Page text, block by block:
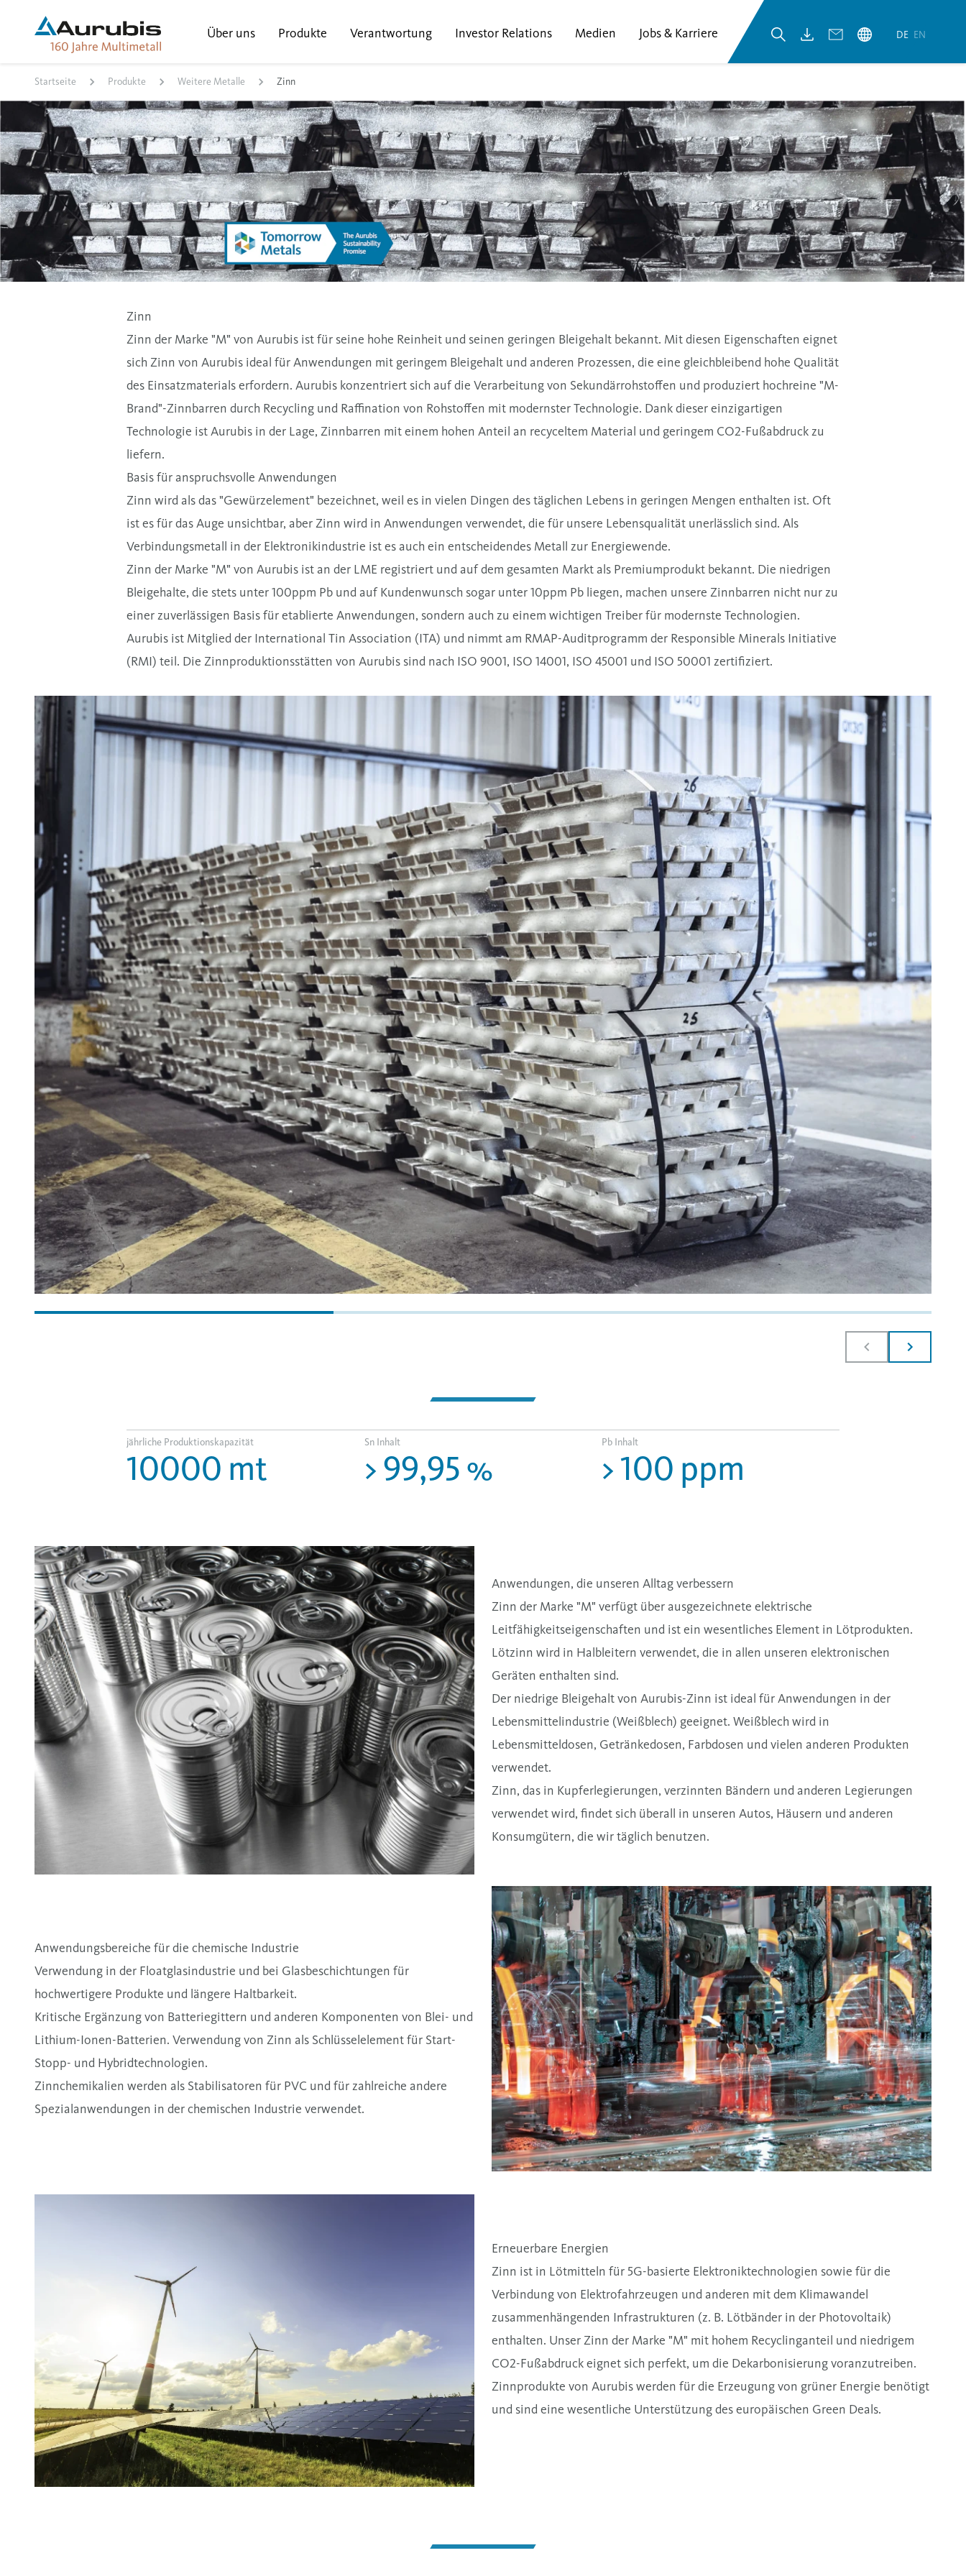
Über uns Produkte Verantwortung Investor Relations Medien Jobs & Karriere DE EN
Startseite Produkte Weitere Metalle Zinn
Zinn
Zinn der Marke "M" von Aurubis ist für seine hohe Reinheit und seinen geringen Bleigehalt bekannt. Mit diesen Eigenschaften eignet
sich Zinn von Aurubis ideal für Anwendungen mit geringem Bleigehalt und anderen Prozessen, die eine gleichbleibend hohe Qualität
des Einsatzmaterials erfordern. Aurubis konzentriert sich auf die Verarbeitung von Sekundärrohstoffen und produziert hochreine "M-
Brand"-Zinnbarren durch Recycling und Raffination von Rohstoffen mit modernster Technologie. Dank dieser einzigartigen
Technologie ist Aurubis in der Lage, Zinnbarren mit einem hohen Anteil an recyceltem Material und geringem CO2-Fußabdruck zu
liefern.
Basis für anspruchsvolle Anwendungen
Zinn wird als das "Gewürzelement" bezeichnet, weil es in vielen Dingen des täglichen Lebens in geringen Mengen enthalten ist. Oft
ist es für das Auge unsichtbar, aber Zinn wird in Anwendungen verwendet, die für unsere Lebensqualität unerlässlich sind. Als
Verbindungsmetall in der Elektronikindustrie ist es auch ein entscheidendes Metall zur Energiewende.
Zinn der Marke "M" von Aurubis ist an der LME registriert und auf dem gesamten Markt als Premiumprodukt bekannt. Die niedrigen
Bleigehalte, die stets unter 100ppm Pb und auf Kundenwunsch sogar unter 10ppm Pb liegen, machen unsere Zinnbarren nicht nur zu
einer zuverlässigen Basis für etablierte Anwendungen, sondern auch zu einem wichtigen Treiber für modernste Technologien.
Aurubis ist Mitglied der International Tin Association (ITA) und nimmt am RMAP-Auditprogramm der Responsible Minerals Initiative
(RMI) teil. Die Zinnproduktionsstätten von Aurubis sind nach ISO 9001, ISO 14001, ISO 45001 und ISO 50001 zertifiziert.
jährliche Produktionskapazität
10000 mt
Sn Inhalt
>99,95%
Pb Inhalt
>100 ppm
Anwendungen, die unseren Alltag verbessern
Zinn der Marke "M" verfügt über ausgezeichnete elektrische
Leitfähigkeitseigenschaften und ist ein wesentliches Element in Lötprodukten.
Lötzinn wird in Halbleitern verwendet, die in allen unseren elektronischen
Geräten enthalten sind.
Der niedrige Bleigehalt von Aurubis-Zinn ist ideal für Anwendungen in der
Lebensmittelindustrie (Weißblech) geeignet. Weißblech wird in
Lebensmitteldosen, Getränkedosen, Farbdosen und vielen anderen Produkten
verwendet.
Zinn, das in Kupferlegierungen, verzinnten Bändern und anderen Legierungen
verwendet wird, findet sich überall in unseren Autos, Häusern und anderen
Konsumgütern, die wir täglich benutzen.
Anwendungsbereiche für die chemische Industrie
Verwendung in der Floatglasindustrie und bei Glasbeschichtungen für
hochwertigere Produkte und längere Haltbarkeit.
Kritische Ergänzung von Batteriegittern und anderen Komponenten von Blei- und
Lithium-Ionen-Batterien. Verwendung von Zinn als Schlüsselelement für Start-
Stopp- und Hybridtechnologien.
Zinnchemikalien werden als Stabilisatoren für PVC und für zahlreiche andere
Spezialanwendungen in der chemischen Industrie verwendet.
Erneuerbare Energien
Zinn ist in Lötmitteln für 5G-basierte Elektroniktechnologien sowie für die
Verbindung von Elektrofahrzeugen und anderen mit dem Klimawandel
zusammenhängenden Infrastrukturen (z. B. Lötbänder in der Photovoltaik)
enthalten. Unser Zinn der Marke "M" mit hohem Recyclinganteil und niedrigem
CO2-Fußabdruck eignet sich perfekt, um die Dekarbonisierung voranzutreiben.
Zinnprodukte von Aurubis werden für die Erzeugung von grüner Energie benötigt
und sind eine wesentliche Unterstützung des europäischen Green Deals.